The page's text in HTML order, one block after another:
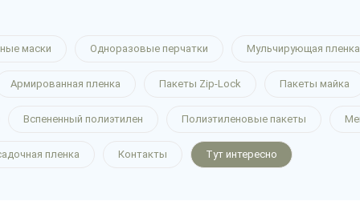
маски Одноразовые перчатки Мульчирующая пленка
Армированная пленка Пакеты Zip-Lock Пакеты майка
Вспененный полиэтилен Полиэтиленовые пакеты
пленка Контакты Тут интересно